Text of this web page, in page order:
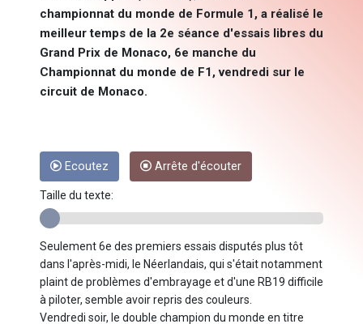
championnat du monde de Formule 1, a réalisé le
meilleur temps de la 2e séance d'essais libres du
Grand Prix de Monaco, 6e manche du
Championnat du monde de F1, vendredi sur le
circuit de Monaco.
Ecoutez Arrête d'écouter
Taille du texte:
Seulement 6e des premiers essais disputés plus tôt
dans l'après-midi, le Néerlandais, qui s'était notamment
plaint de problèmes d'embrayage et d'une RB19 difficile
à piloter, semble avoir repris des couleurs.
Vendredi soir, le double champion du monde en titre